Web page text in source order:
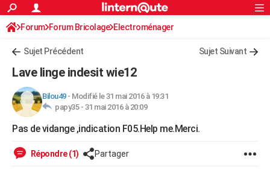
ACTUALITÉS
Politique
Société
Faits Divers
Education
Monde
Villes
+
FINANCE
Retraite
Impôts
Epargne
Immobilier
Risques naturels par ville
Banque
Assurance
Crédit
AUTO
Essais
Réserver un essai
Citadines
Berlines
SUV
Forum auto
+
Mobiles
Meilleur smartphone
Internet
Ordinateurs
Jeux vidéo
Guide high-tech
BRICOLAGE
S'inscrire
Connexion
Forum Forum Bricolage Electroménager
Sujet Précédent Sujet Suivant
Lave linge indesit wie12
Bilou49- Modifié le 31 mai 2016 à 19:31
papy35 - 31 mai 2016 à 20:09
Pas de vidange ,indication F05.Help me.Merci.
Répondre (1) Partager